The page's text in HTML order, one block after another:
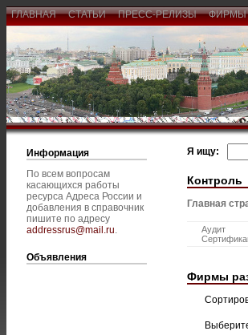
ГЛАВНАЯ СТАТЬИ ПРЕСС-РЕЛИЗЫ
Информация
По всем вопросам
касающихся работы
ресурса Адреса России и
добавления в справочник
пишите по адресу
addressrus@mail.ru.
Объявления
Я ищу:
Контроль
Главная
Аудит
Фирмы